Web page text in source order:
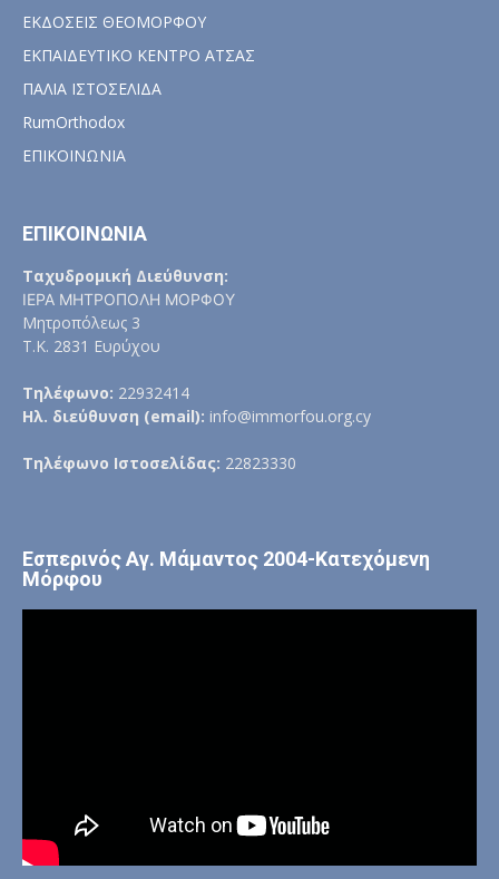
ΕΚΔΟΣΕΙΣ ΘΕΟΜΟΡΦΟΥ
ΕΚΠΑΙΔΕΥΤΙΚΟ ΚΕΝΤΡΟ ΑΤΣΑΣ
ΠΑΛΙΑ ΙΣΤΟΣΕΛΙΔΑ
RumOrthodox
ΕΠΙΚΟΙΝΩΝΙΑ
ΕΠΙΚΟΙΝΩΝΙΑ
Ταχυδρομική Διεύθυνση:
ΙΕΡΑ ΜΗΤΡΟΠΟΛΗ ΜΟΡΦΟΥ
Μητροπόλεως 3
Τ.Κ. 2831 Ευρύχου
Τηλέφωνο: 22932414
Ηλ. διεύθυνση (email): info@immorfou.org.cy
Τηλέφωνο Ιστοσελίδας: 22823330
Εσπερινός Αγ. Μάμαντος 2004-Κατεχόμενη
Μόρφου